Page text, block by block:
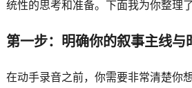
统性的思考和准备。下面我为你整理
第一步：明确你的叙事主线与
在动手录音之前，你需要非常清楚你想